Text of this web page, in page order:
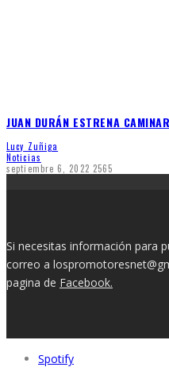
JUAN DURÁN ESTRENA
Lucy Zuñiga
Noticias
septiembre 6, 2022 2565
Si necesitas información para
correo a
pagina de Facebook.
Spotify